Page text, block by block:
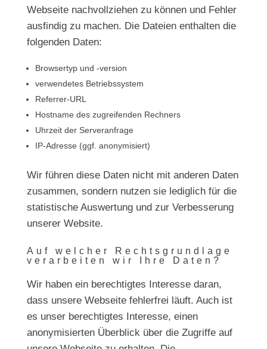
Webseite nachvollziehen zu können und Fehler
ausfindig zu machen. Die Dateien enthalten die
folgenden Daten:
Browsertyp und -version
verwendetes Betriebssystem
Referrer-URL
Hostname des zugreifenden Rechners
Uhrzeit der Serveranfrage
IP-Adresse (ggf. anonymisiert)
Wir führen diese Daten nicht mit anderen Daten
zusammen, sondern nutzen sie lediglich für die
statistische Auswertung und zur Verbesserung
unserer Website.
Auf welcher Rechtsgrundlage
verarbeiten wir Ihre Daten?
Wir haben ein berechtigtes Interesse daran,
dass unsere Webseite fehlerfrei läuft. Auch ist
es unser berechtigtes Interesse, einen
anonymisierten Überblick über die Zugriffe auf